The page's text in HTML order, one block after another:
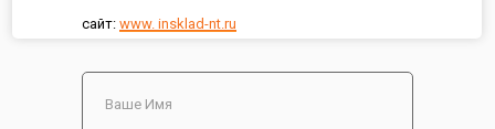
сайт: www. insklad-nt.ru